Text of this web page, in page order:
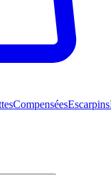
CompenséesEscarpins